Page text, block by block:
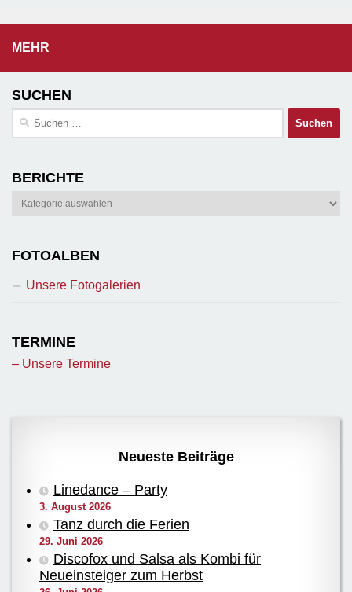
MEHR
SUCHEN
Suchen
BERICHTE
Berichte
FOTOALBEN
Unsere Fotogalerien
TERMINE
– Unsere Termine
Neueste Beiträge
Linedance – Party
3. August 2026
Tanz durch die Ferien
29. Juni 2026
Discofox und Salsa als Kombi für
Neueinsteiger zum Herbst